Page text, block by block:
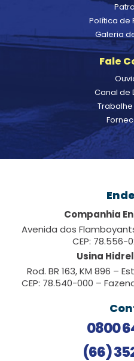
Política de
Galeria
Fale
Canal de
Companhia
Avenida dos
CEP: 78.556-
Usina
Rod. BR 163, KM 896 –
CEP: 78.540-000 –
0800
(66)